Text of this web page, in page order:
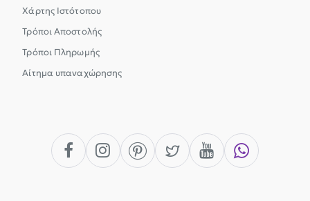
Χάρτης Ιστότοπου
Τρόποι Αποστολής
Τρόποι Πληρωμής
Αίτημα υπαναχώρησης